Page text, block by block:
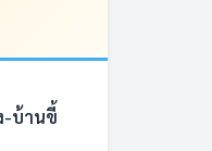
-บ้านขี้